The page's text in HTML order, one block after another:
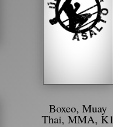
Boxeo, Muay
Thai, MMA, K1